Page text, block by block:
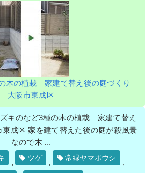
木の植栽｜家建て替え後の庭づくり
大阪市東成区
キのなど3種の木の植栽｜家建て替え
成区 家を建て替えた後の庭が殺風景
なので木 ...
,
ツゲ
,
常緑ヤマボウシ
,